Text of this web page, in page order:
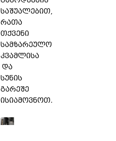
საშუალებით,
რათა
თქვენი
სამზარეულო
კვამლისა
და
სუნის
გარეშე
ისიამოვნოთ.